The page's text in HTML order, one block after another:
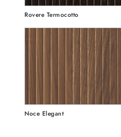
Rovere Termocotto
Noce Elegant